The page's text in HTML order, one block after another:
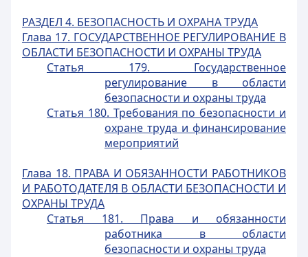
РАЗДЕЛ 4. БЕЗОПАСНОСТЬ И ОХРАНА ТРУДА
Глава 17. ГОСУДАРСТВЕННОЕ РЕГУЛИРОВАНИЕ В
ОБЛАСТИ БЕЗОПАСНОСТИ И ОХРАНЫ ТРУДА
Статья 179. Государственное
регулирование в области
безопасности и охраны труда
Статья 180. Требования по безопасности и
охране труда и финансирование
мероприятий
Глава 18. ПРАВА И ОБЯЗАННОСТИ РАБОТНИКОВ
И РАБОТОДАТЕЛЯ В ОБЛАСТИ БЕЗОПАСНОСТИ И
ОХРАНЫ ТРУДА
Статья 181. Права и обязанности
работника в области
безопасности и охраны труда